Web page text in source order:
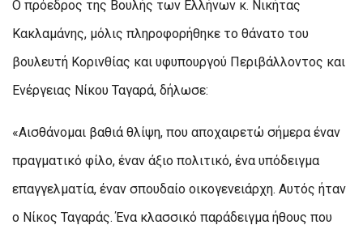
Ο πρόεδρος της Βουλής των Ελλήνων κ. Νικήτας
Κακλαμάνης, μόλις πληροφορήθηκε το θάνατο του
βουλευτή Κορινθίας και υφυπουργού Περιβάλλοντος και
Ενέργειας Νίκου Ταγαρά, δήλωσε:
«Αισθάνομαι βαθιά θλίψη, που αποχαιρετώ σήμερα έναν
πραγματικό φίλο, έναν άξιο πολιτικό, ένα υπόδειγμα
επαγγελματία, έναν σπουδαίο οικογενειάρχη. Αυτός ήταν
ο Νίκος Ταγαράς. Ένα κλασσικό παράδειγμα ήθους που